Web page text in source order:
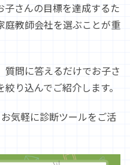
さんの目標を達成するた
庭教師会社を選ぶことが重
問に答えるだけでお子さ
り込んでご紹介します。
気軽に診断ツールをご活